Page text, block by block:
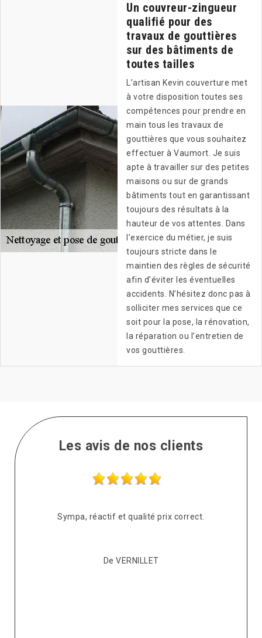
Un couvreur-zingueur
qualifié pour des
travaux de gouttières
sur des bâtiments de
toutes tailles
L’artisan Kevin couverture met
à votre disposition toutes ses
compétences pour prendre en
main tous les travaux de
gouttières que vous souhaitez
effectuer à Vaumort. Je suis
apte à travailler sur des petites
maisons ou sur de grands
bâtiments tout en garantissant
toujours des résultats à la
hauteur de vos attentes. Dans
l’exercice du métier, je suis
toujours stricte dans le
maintien des règles de sécurité
afin d’éviter les éventuelles
accidents. N’hésitez donc pas à
solliciter mes services que ce
soit pour la pose, la rénovation,
la réparation ou l’entretien de
vos gouttières.
Les avis de nos clients
Sympa, réactif et qualité prix correct.
De VERNILLET